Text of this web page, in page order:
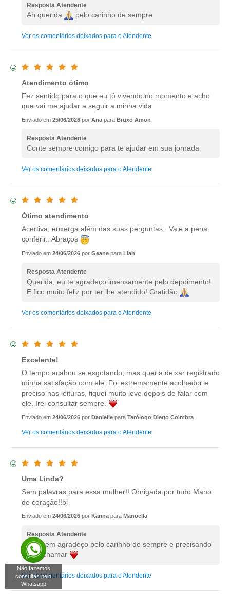
Resposta Atendente
Ah querida pelo carinho de sempre
Ver os comentários deixados para o Atendente
Atendimento ótimo
Fez sentido para o que eu tô vivendo no momento e acho
que vai me ajudar a seguir a minha vida
Enviado em 25/06/2026 por Ana para Bruxo Amon
Resposta Atendente
Conte sempre comigo para te ajudar em sua jornada
Ver os comentários deixados para o Atendente
Ótimo atendimento
Acertiva, enxerga além das suas perguntas.. Vale a pena
conferir.. Abraços
Enviado em 24/06/2026 por Geane para Liah
Resposta Atendente
Querida, eu te agradeço imensamente pelo depoimento!
E fico muito feliz por ter lhe atendido! Gratidão
Ver os comentários deixados para o Atendente
Excelente!
O tempo acabou se esgotando, mas queria deixar registrado
minha satisfação com ele. Foi extremamente acolhedor e
preciso nas leituras, fiquei muito leve depois de falar com
ele. Irei consultar sempre.
Enviado em 24/06/2026 por Danielle para Tarólogo Diego Coimbra
Ver os comentários deixados para o Atendente
Uma Linda?
Sem palavras para essa mulher!! Obrigada por tudo Mano
de coração!!bj
Enviado em 24/06/2026 por Karina para Manoella
Resposta Atendente
eu quem agradeço pelo carinho de sempre e precisando
e so chamar
Ver os comentários deixados para o Atendente
Não fazemos
consultas pelo
Whatsapp